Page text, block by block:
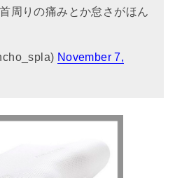
周りの痛みとか怠さがほん
November 7,